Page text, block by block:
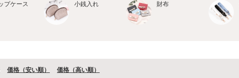
プケース 小銭入れ 財布
価格（安い順） 価格（⾼い順）